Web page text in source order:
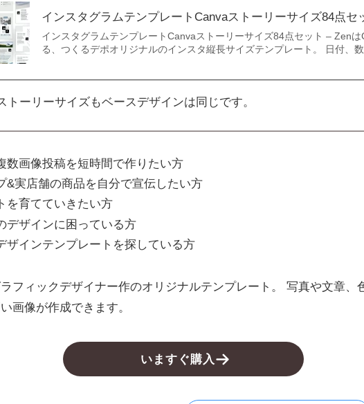
インスタグラムテンプレートCanvaストーリーサイズ84点セ
インスタグラムテンプレートCanvaストーリーサイズ84点セット – Zenは
る、つくるデポオリジナルのインスタ縦長サイズテンプレート。 日付、
ーリーサイズもベースデザインは同じです。
数画像投稿を短時間で作りたい方
&実店舗の商品を自分で宣伝したい方
を育てていきたい方
デザインに困っている方
ザインテンプレートを探している方
フィックデザイナー作のオリジナルテンプレート。 写真や文章、
画像が作成できます。
いますぐ購入